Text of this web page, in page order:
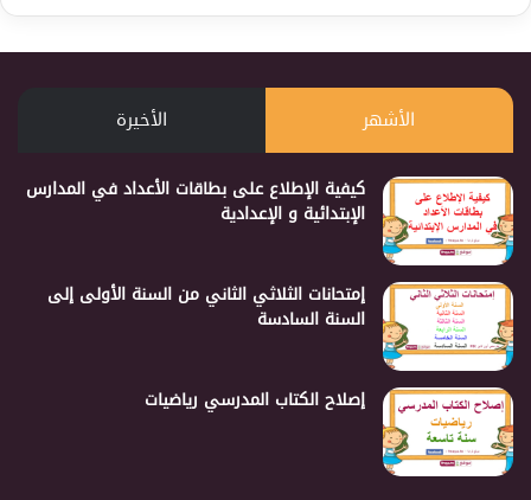
الأشهر الأخيرة
كيفية الإطلاع على بطاقات الأعداد في المدارس
الإبتدائية و الإعدادية
إمتحانات الثلاثي الثاني من السنة الأولى إلى
السنة السادسة
إصلاح الكتاب المدرسي رياضيات